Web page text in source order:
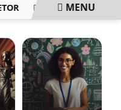
ATIVIDADEMENU